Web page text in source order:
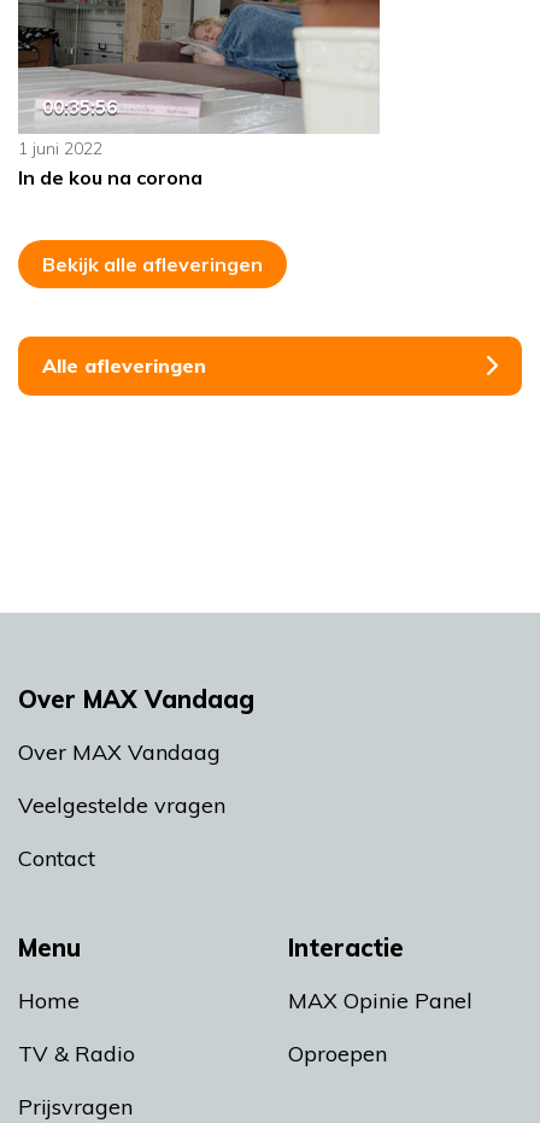
00:35:56
1 juni 2022
In de kou na corona
Bekijk alle afleveringen
Alle afleveringen
Menu
Home
TV & Radio
Prijsvragen
Interactie
MAX Opinie Panel
Oproepen
Over MAX Vandaag
Over MAX Vandaag
Veelgestelde vragen
Contact